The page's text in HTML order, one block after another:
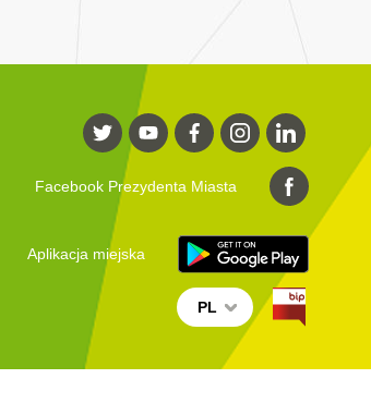
Facebook Prezydenta Miasta
Aplikacja miejska
PL